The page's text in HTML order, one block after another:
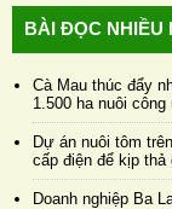
BÀI ĐỌC NHIỀU
Cà Mau thúc đẩy
1.500 ha nuôi công
Dự án nuôi tôm
cấp điện để kịp thả
Doanh nghiệp Ba